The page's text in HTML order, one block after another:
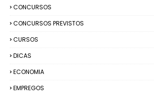
CONCURSOS
CONCURSOS PREVISTOS
CURSOS
DICAS
ECONOMIA
EMPREGOS